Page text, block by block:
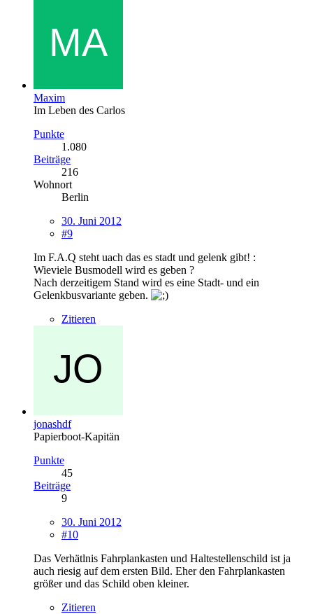
Maxim
Im Leben des Carlos
Punkte
1.080
Beiträge
216
Wohnort
Berlin
30. Juni 2012
#9
Im F.A.Q steht uach das es stadt und gelenk gibt! :
Wieviele Busmodell wird es geben ?
Nach derzeitigem Stand wird es eine Stadt- und ein
Gelenkbusvariante geben.
Zitieren
jonashdf
Papierboot-Kapitän
Punkte
45
Beiträge
9
30. Juni 2012
#10
Das Verhätlnis Fahrplankasten und Haltestellenschild ist ja
auch riesig auf dem ersten Bild. Eher den Fahrplankasten
größer und das Schild oben kleiner.
Zitieren